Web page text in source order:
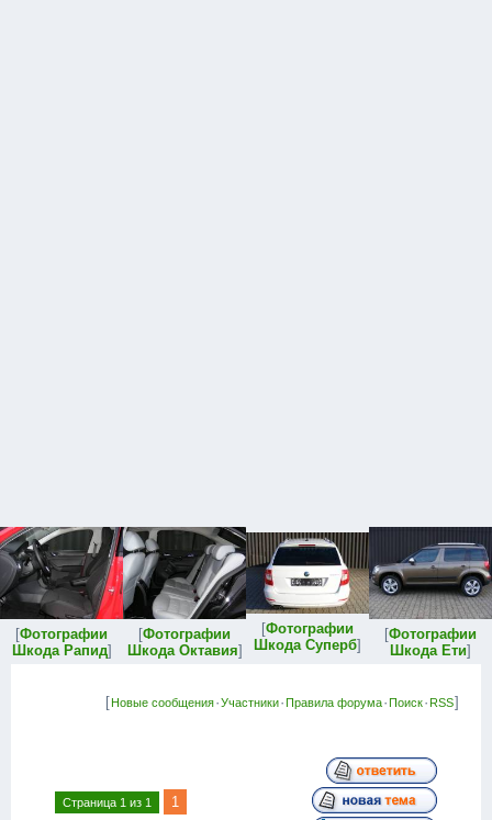
[Фотографии
Шкода Рапид]
[Фотографии
Шкода Октавия]
[Фотографии
Шкода Суперб]
[Фотографии
Шкода Ети]
[Новые сообщения·Участники·Правила форума·Поиск·RSS]
Страница 1 из 1 1